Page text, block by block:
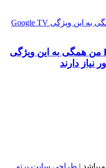
Roku، Apple TV و Fire Stick من همگی به این ویژگی Google TV
Roku، Apple TV و Fire Stick من همگی به این ویژگی